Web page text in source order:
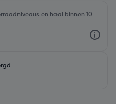
en haal binnen 10
.